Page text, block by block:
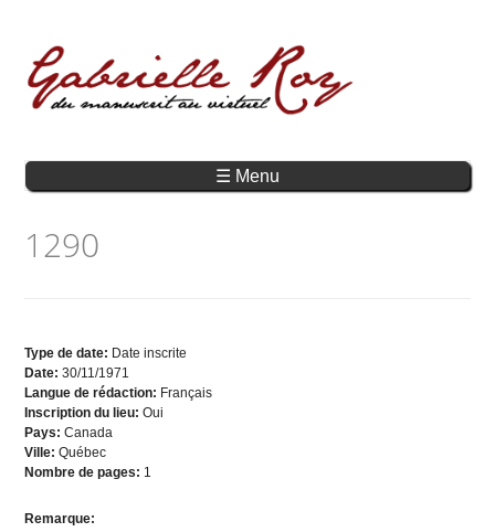
☰ Menu
1290
Type de date: Date inscrite
Date:30/11/1971
Langue de rédaction: Français
Inscription du lieu:Oui
Pays:Canada
Ville:Québec
Nombre de pages: 1
Remarque: